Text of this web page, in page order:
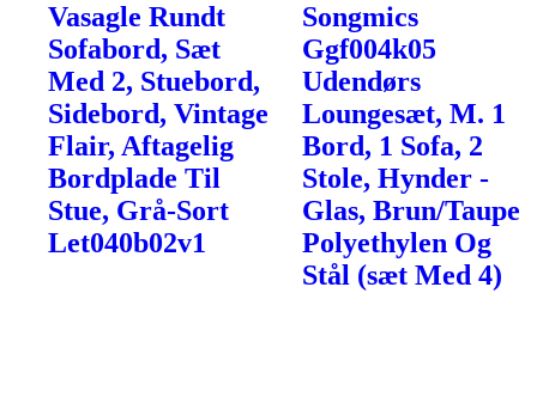
Vasagle Rundt
Sofabord, Sæt
Med 2, Stuebord,
Sidebord, Vintage
Flair, Aftagelig
Bordplade Til
Stue, Grå-Sort
Let040b02v1
Songmics
Ggf004k05
Udendørs
Loungesæt, M. 1
Bord, 1 Sofa, 2
Stole, Hynder -
Glas, Brun/Taupe
Polyethylen Og
Stål (sæt Med 4)